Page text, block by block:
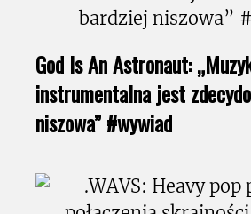
God Is An Astronaut:
instrumentalna jest
niszowa” #wywiad